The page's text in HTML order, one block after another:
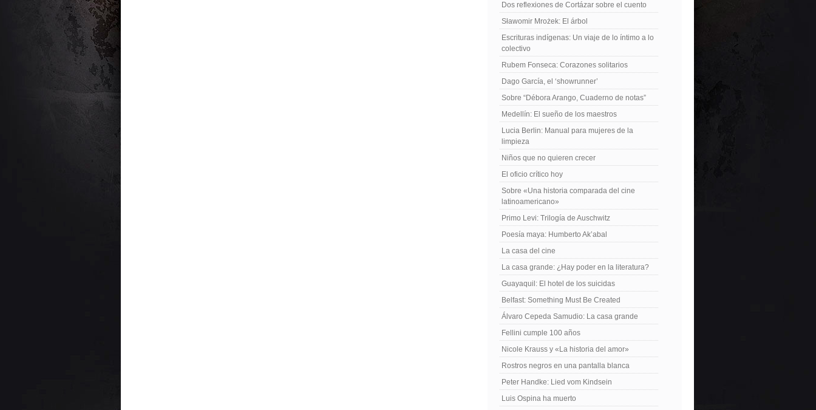
Dos reflexiones de Cortázar sobre el cuento
Sławomir Mrożek: El árbol
Escrituras indígenas: Un viaje de lo íntimo a lo
colectivo
Rubem Fonseca: Corazones solitarios
Dago García, el ‘showrunner’
Sobre “Débora Arango, Cuaderno de notas”
Medellín: El sueño de los maestros
Lucia Berlin: Manual para mujeres de la
limpieza
Niños que no quieren crecer
El oficio crítico hoy
Sobre «Una historia comparada del cine
latinoamericano»
Primo Levi: Trilogía de Auschwitz
Poesía maya: Humberto Ak’abal
La casa del cine
La casa grande: ¿Hay poder en la literatura?
Guayaquil: El hotel de los suicidas
Belfast: Something Must Be Created
Álvaro Cepeda Samudio: La casa grande
Fellini cumple 100 años
Nicole Krauss y «La historia del amor»
Rostros negros en una pantalla blanca
Peter Handke: Lied vom Kindsein
Luis Ospina ha muerto